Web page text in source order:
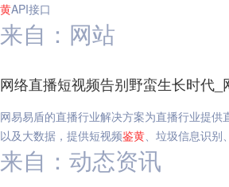
黄API接口
来自：网站
网络直播短视频告别野蛮生长时代_
网易易盾的直播行业解决方案为直播行业提供
以及大数据，提供短视频鉴黄、垃圾信息识别
来自：动态资讯